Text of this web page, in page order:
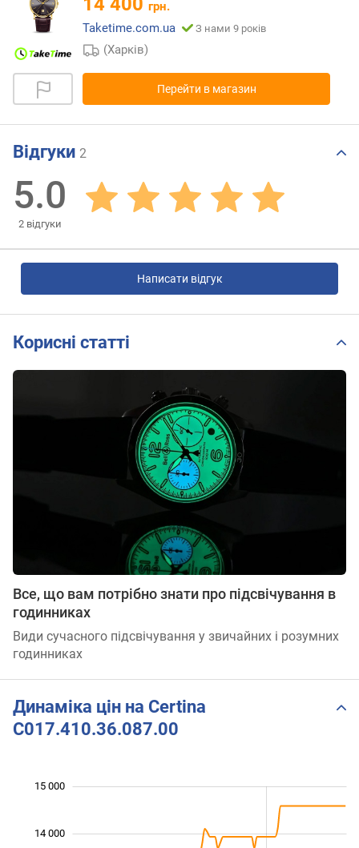
грн.
Taketime.com.ua
З нами 9 років
(Харків)
Перейти в магазин
Відгуки 2
5.0
2 відгуки
Написати відгук
Корисні статті
Все, що вам потрібно знати про підсвічування в
годинниках
Види сучасного підсвічування у звичайних і розумних
годинниках
Динаміка цін на Certina
C017.410.36.087.00
14 000
15 000